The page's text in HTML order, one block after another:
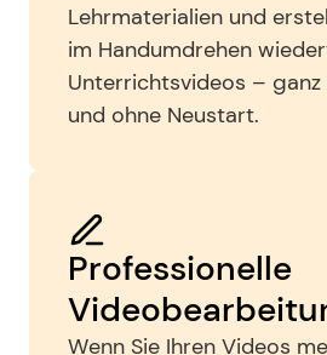
Lehrmaterialien und
im Handumdrehen
Unterrichtsvideos – ganz
und ohne Neustart.
Professionelle
Wenn Sie Ihren Videos